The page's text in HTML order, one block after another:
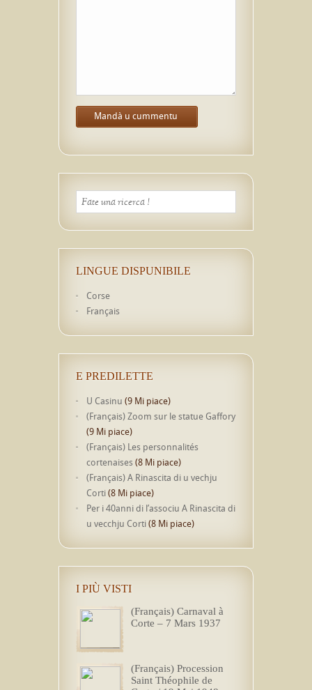
LINGUE DISPUNIBILE
Corse
Français
E PREDILETTE
U Casinu (9 Mi piace)
(Français) Zoom sur le statue Gaffory
(9 Mi piace)
(Français) Les personnalités
cortenaises (8 Mi piace)
(Français) A Rinascita di u vechju
Corti(8 Mi piace)
Per i 40anni di l’associu A Rinascita di
u vecchju Corti(8 Mi piace)
I PIÙ VISTI
(Français) Carnaval à
Corte – 7 Mars 1937
(Français) Procession
Saint Théophile de